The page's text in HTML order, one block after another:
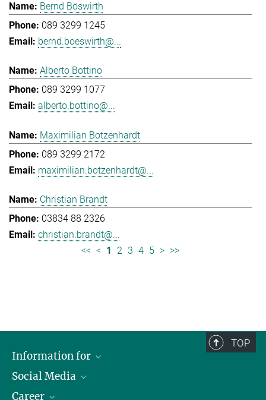
Bernd Böswirth
089 3299 1245
bernd.boeswirth@...
Alberto Bottino
089 3299 1077
alberto.bottino@...
Maximilian Botzenhardt
089 3299 2172
maximilian.botzenhardt@...
Christian Brandt
03834 88 2326
christian.brandt@...
<< < 1 2 3 4 5 > >>
TOP
Information for
Journalists
School
Social Media
LinkedIn
Career